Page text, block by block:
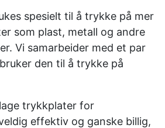
spesielt til å trykke på mer
som plast, metall og andre
Vi samarbeider med et par
den til å trykke på
trykkplater for
effektiv og ganske billig,